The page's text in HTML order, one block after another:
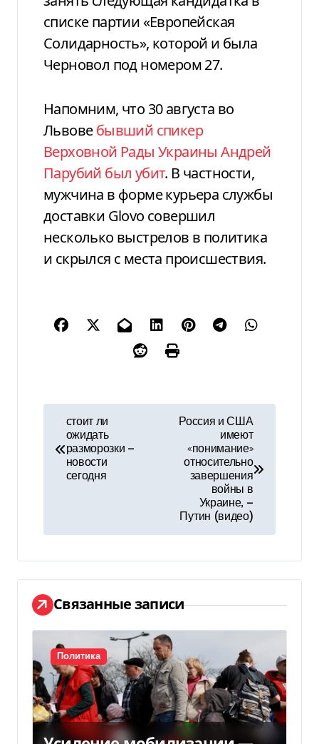
списке партии «Европейская
Солидарность», которой и была
Черновол под номером 27.
Напомним, что 30 августа во
Львовебывший спикер
Верховной Рады Украины Андрей
Парубий был убит. В частности,
мужчина в форме курьера службы
доставки Glovo совершил
несколько выстрелов в политика
и скрылся с места происшествия.
г
а
ц
и
я
п
о
стоит ли
ожидать
разморозки —
новости
сегодня
Россия и США
имеют
«понимание»
относительно
завершения
войны в
Украине, —
Путин (видео)
Связанные записи
Политика